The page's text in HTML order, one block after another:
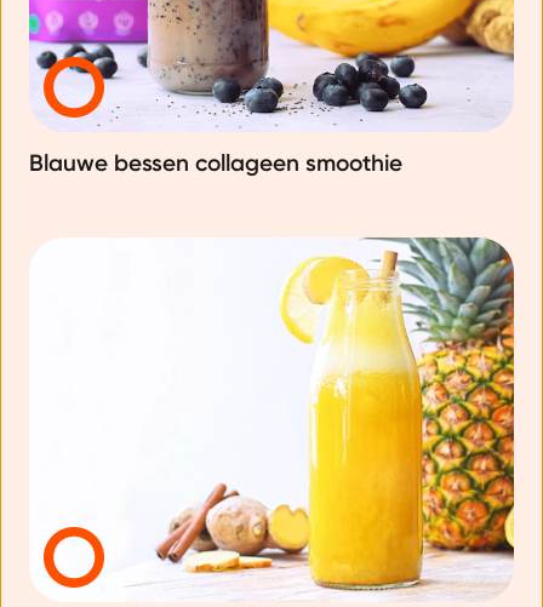
Blauwe bessen collageen smoothie